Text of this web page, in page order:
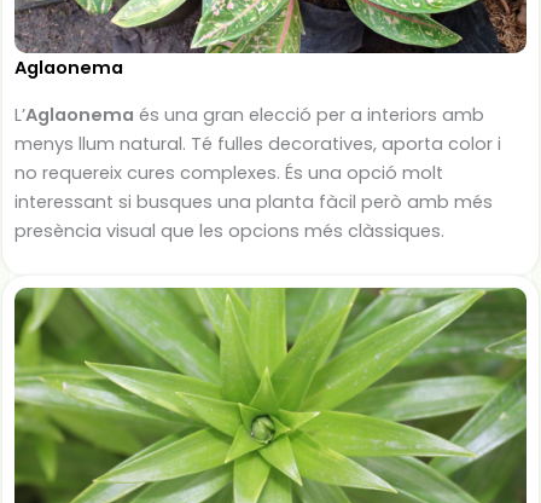
Aglaonema
L’Aglaonema és una gran elecció per a interiors amb
menys llum natural. Té fulles decoratives, aporta color i
no requereix cures complexes. És una opció molt
interessant si busques una planta fàcil però amb més
presència visual que les opcions més clàssiques.